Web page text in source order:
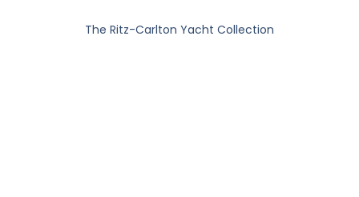
The Ritz-Carlton Yacht Collection